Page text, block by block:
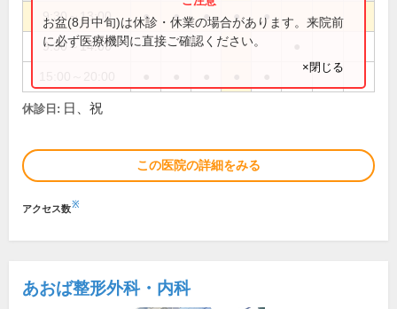
9:30～13:00 ● ● ● ● ●
9:30～14:00
お盆(8月中旬)は休診・休業の場合があります。来院前
に必ず医療機関に直接ご確認ください。
×閉じる
休診日: 日、祝
この医院の詳細をみる
アクセス数※
あおば整形外科・内科